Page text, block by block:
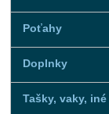
Poťahy
Doplnky
Tašky, vaky, iné